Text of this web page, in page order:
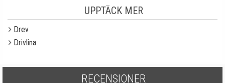
UPPTÄCK MER
Drev
Drivlina
RECENSIONER